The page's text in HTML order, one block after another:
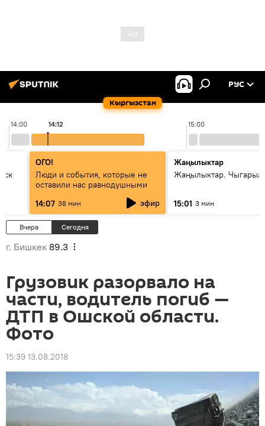
Кыргызстан
РУС
14:00 15:00
14:12
ОГО!
Люди и события, которые не
оставили нас равнодушными
14:07 38 мин эфир
Жаңылыктар
Жаңылыктар.
15:01 3 мин
Вчера Сегодня
г. Бишкек 89.3
Грузовик разорвало на
части, водитель погиб —
ДТП в Ошской области.
Фото
15:39 13.08.2018